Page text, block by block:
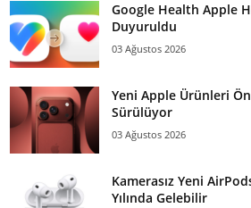
Google Health Apple
Duyuruldu
03 Ağustos 2026
Yeni Apple Ürünleri
Sürülüyor
03 Ağustos 2026
Kamerasız Yeni
Yılında Gelebilir